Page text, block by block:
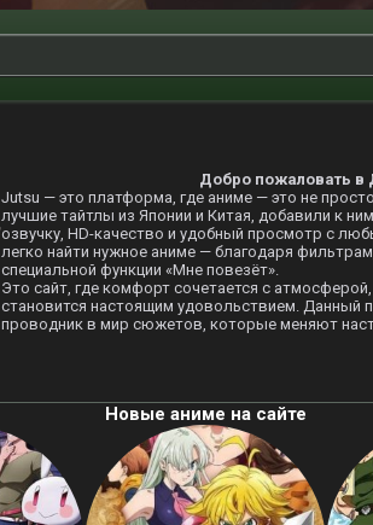
Добро пожаловать в
Jutsu — это платформа, где аниме — это не
лучшие тайтлы из Японии и Китая, добавили к
озвучку, HD-качество и удобный просмотр с
легко найти нужное аниме — благодаря
специальной функции «Мне повезёт».
Это сайт, где комфорт сочетается с
становится настоящим удовольствием. Данный
проводник в мир сюжетов, которые меняют
Новые аниме на сайте